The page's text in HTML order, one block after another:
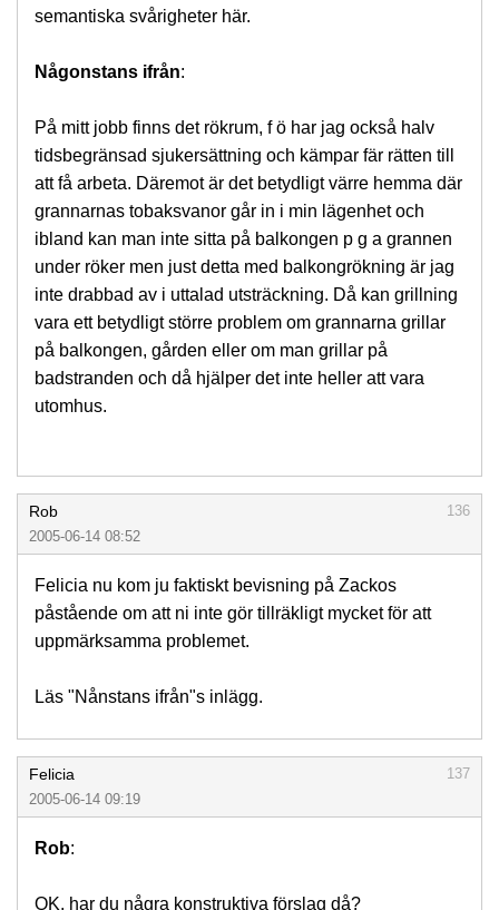
semantiska svårigheter här.
Någonstans ifrån:
På mitt jobb finns det rökrum, f ö har jag också halv
tidsbegränsad sjukersättning och kämpar fär rätten till
att få arbeta. Däremot är det betydligt värre hemma där
grannarnas tobaksvanor går in i min lägenhet och
ibland kan man inte sitta på balkongen p g a grannen
under röker men just detta med balkongrökning är jag
inte drabbad av i uttalad utsträckning. Då kan grillning
vara ett betydligt större problem om grannarna grillar
på balkongen, gården eller om man grillar på
badstranden och då hjälper det inte heller att vara
utomhus.
Rob
136
2005-06-14 08:52
Felicia nu kom ju faktiskt bevisning på Zackos
påstående om att ni inte gör tillräkligt mycket för att
uppmärksamma problemet.
Läs "Nånstans ifrån"s inlägg.
Felicia
137
2005-06-14 09:19
Rob:
OK, har du några konstruktiva förslag då?